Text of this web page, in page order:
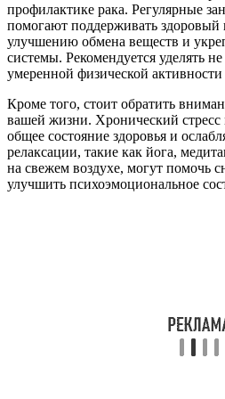
профилактике рака. Регулярные
помогают поддерживать здоровый
улучшению обмена веществ и
системы. Рекомендуется уделять
умеренной физической
Кроме того, стоит обратить
вашей жизни. Хронический стресс
общее состояние здоровья и
релаксации, такие как йога,
на свежем воздухе, могут помочь
улучшить психоэмоциональное